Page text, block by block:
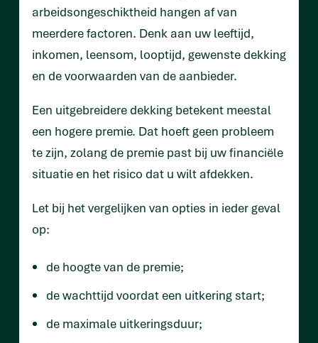
arbeidsongeschiktheid hangen af van
meerdere factoren. Denk aan uw leeftijd,
inkomen, leensom, looptijd, gewenste dekking
en de voorwaarden van de aanbieder.
Een uitgebreidere dekking betekent meestal
een hogere premie. Dat hoeft geen probleem
te zijn, zolang de premie past bij uw financiële
situatie en het risico dat u wilt afdekken.
Let bij het vergelijken van opties in ieder geval
op:
de hoogte van de premie;
de wachttijd voordat een uitkering start;
de maximale uitkeringsduur;